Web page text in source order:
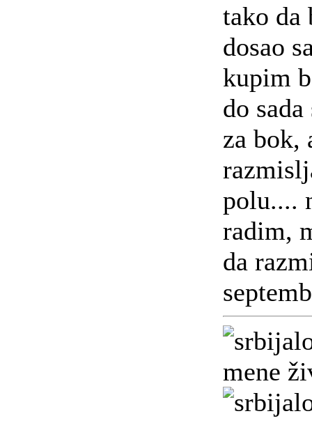
tako da
dosao
kupim
do
za bok,
polu....
radim,
da
mene